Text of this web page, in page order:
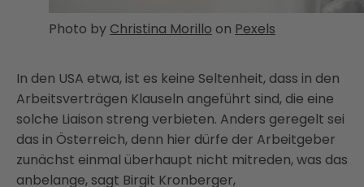
Photo by Christina Morillo on Pexels
In den USA etwa, ist es keine Seltenheit, dass in den
Arbeitsverträgen Klauseln angeführt sind, die eine
solche Liaison streng verbieten. Anders geregelt sei
das in Österreich, denn hier dürfe der Arbeitgeber
zunächst einmal überhaupt nicht mitreden, was das
anbelange, sagt Birgit Kronberger,